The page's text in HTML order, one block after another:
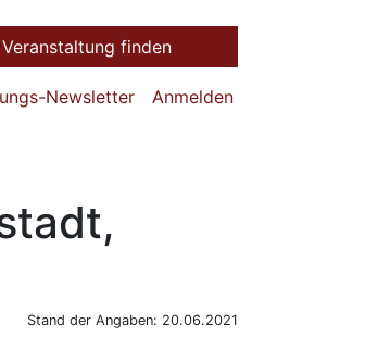
Veranstaltung finden
Newsletter Anmelden
Stand der Angaben: 20.06.2021